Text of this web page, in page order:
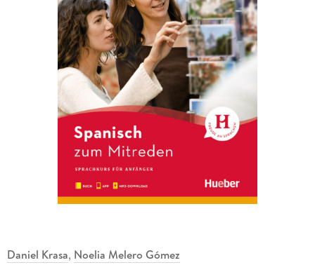
Daniel Krasa, Noelia Melero Gómez